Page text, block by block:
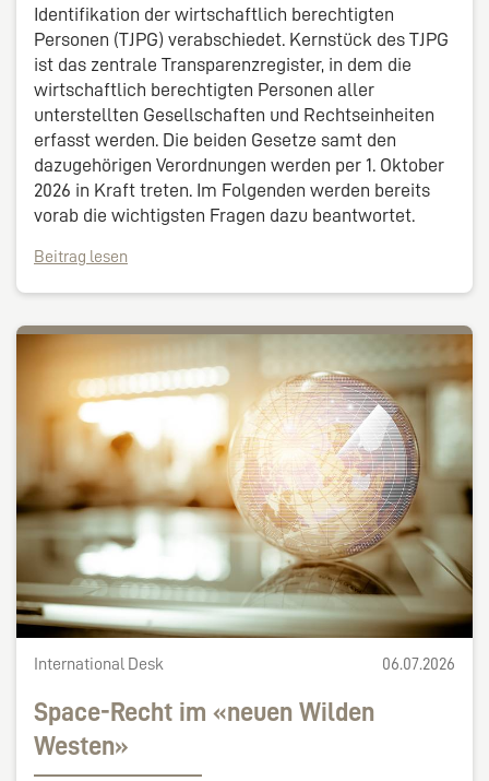
Identifikation der wirtschaftlich berechtigten
Personen (TJPG) verabschiedet. Kernstück des TJPG
ist das zentrale Transparenzregister, in dem die
wirtschaftlich berechtigten Personen aller
unterstellten Gesellschaften und Rechtseinheiten
erfasst werden. Die beiden Gesetze samt den
dazugehörigen Verordnungen werden per 1. Oktober
2026 in Kraft treten. Im Folgenden werden bereits
vorab die wichtigsten Fragen dazu beantwortet.
Beitrag lesen
International Desk 06.07.2026
Space-Recht im «neuen Wilden
Westen»